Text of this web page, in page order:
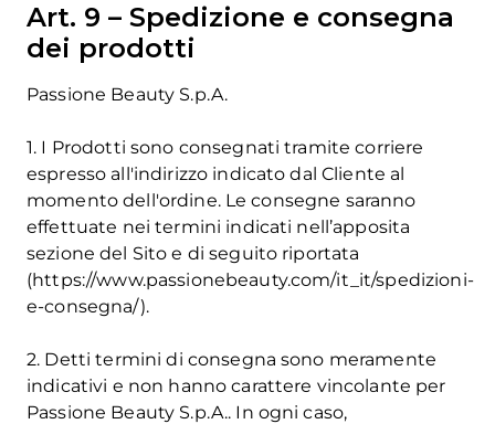
Art. 9 – Spedizione e consegna
dei prodotti
Passione Beauty S.p.A.
1. I Prodotti sono consegnati tramite corriere
espresso all'indirizzo indicato dal Cliente al
momento dell'ordine. Le consegne saranno
effettuate nei termini indicati nell’apposita
sezione del Sito e di seguito riportata
(https://www.passionebeauty.com/it_it/spedizioni-
e-consegna/).
2. Detti termini di consegna sono meramente
indicativi e non hanno carattere vincolante per
Passione Beauty S.p.A.. In ogni caso,